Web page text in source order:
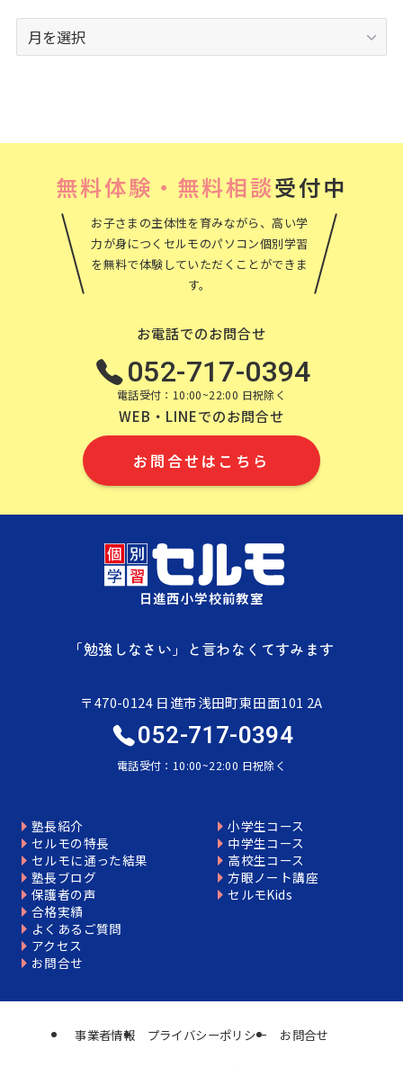
ー
無料体験・無料相談受付中
お子さまの主体性を育みながら、高い学
力が身につくセルモのパソコン個別学習
を無料で体験していただくことができま
す。
お電話でのお問合せ
052-717-0394
電話受付：10:00~22:00 日祝除く
WEB・LINEでのお問合せ
お問合せはこちら
日進西小学校前教室
「勉強しなさい」と言わなくてすみます
〒470-0124 日進市浅田町東田面101 2A
052-717-0394
電話受付：10:00~22:00 日祝除く
塾長紹介
セルモの特長
セルモに通った結果
塾長ブログ
保護者の声
合格実績
小学生コース
中学生コース
高校生コース
方眼ノート講座
セルモKids
よくあるご質問
アクセス
お問合せ
事業者情報 プライバシーポリシー お問合せ